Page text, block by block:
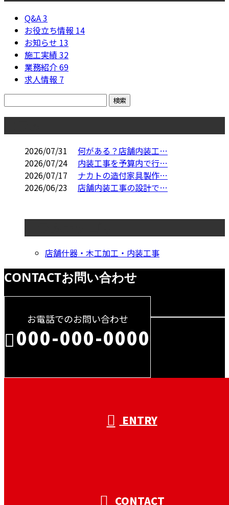
Q&A3
お役立ち情報 14
お知らせ 13
施工実績32
業務紹介69
求人情報 7
2026/07/31
何がある？店舗内装工…
2026/07/24
内装工事を予算内で行…
2026/07/17
ナカトの造付家具製作…
2026/06/23
店舗内装工事の設計で…
店舗什器・木工加工・内装工事
CONTACTお問い合わせ
お電話でのお問い合わせ
000-000-0000
ENTRY
CONTACT